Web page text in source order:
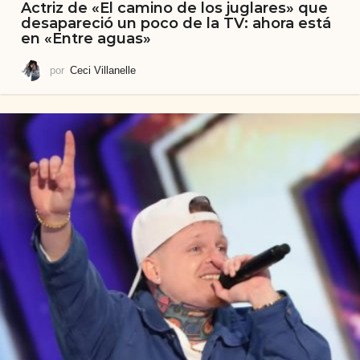
Actriz de «El camino de los juglares» que
desapareció un poco de la TV: ahora está
en «Entre aguas»
por Ceci Villanelle